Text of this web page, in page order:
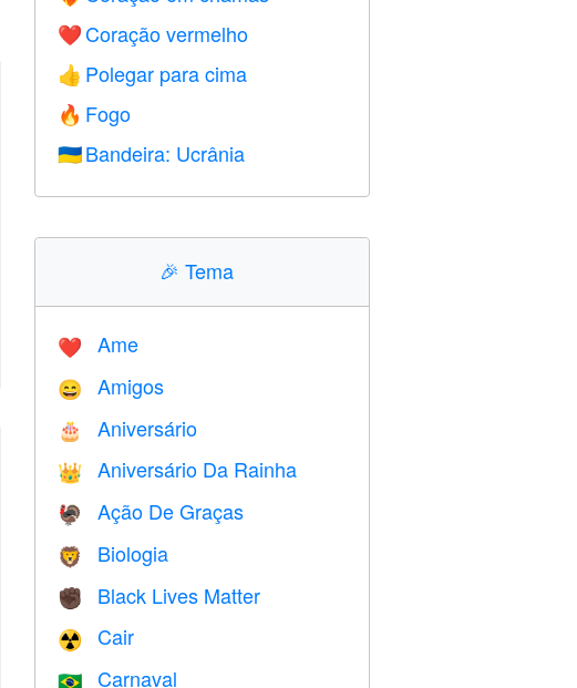
❤️ Coração vermelho
👍 Polegar para cima
🔥 Fogo
🇺🇦 Bandeira: Ucrânia
🎉Tema
❤️️ Ame
😄 Amigos
🎂 Aniversário
👑 Aniversário Da Rainha
🦃 Ação De Graças
🦁 Biologia
✊🏿 Black Lives Matter
☢️ Cair
🇧🇷 Carnaval